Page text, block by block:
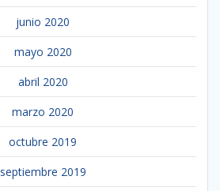
junio 2020
mayo 2020
abril 2020
marzo 2020
octubre 2019
septiembre 2019